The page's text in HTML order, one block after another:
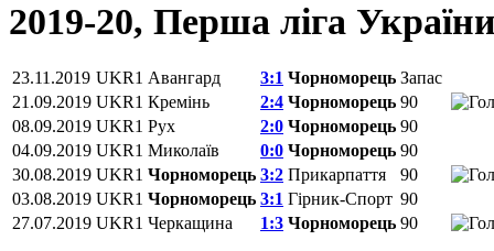
2019-20, Перша ліга
23.11.2019 UKR1 Авангард 3:1 Чорноморець Запас
21.09.2019 UKR1 Кремінь 2:4 Чорноморець 90
08.09.2019 UKR1 Рух 2:0 Чорноморець 90
04.09.2019 UKR1 Миколаїв 0:0 Чорноморець 90
30.08.2019 UKR1 Чорноморець 3:2 Прикарпаття
90
03.08.2019 UKR1 Чорноморець 3:1 Гірник-Спорт 90
27.07.2019 UKR1 Черкащина 1:3 Чорноморець 90